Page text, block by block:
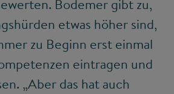
Bodemer gibt zu,
etwas höher sind,
zu Beginn erst einmal
eintragen und
„Aber das hat auch